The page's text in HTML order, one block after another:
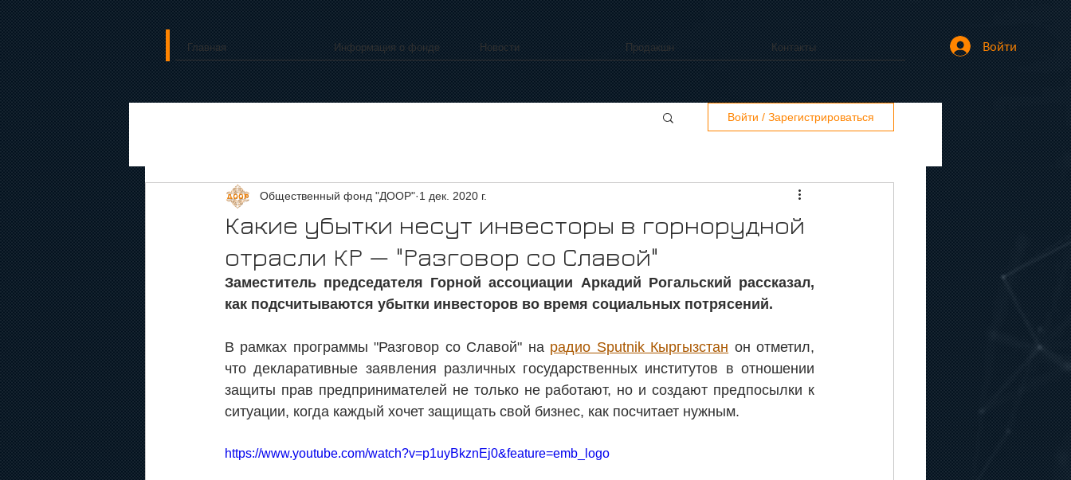
Главная Информация о фонде Новости Продакшн Контакты Войти
Войти / Зарегистрироваться
Какие убытки несут инвесторы в горнорудной
отрасли КР — "Разговор со Славой"
Общественный фонд "ДООР" 1 дек. 2020 г.
Заместитель председателя Горной ассоциации Аркадий Рогальский рассказал,
как подсчитываются убытки инвесторов во время социальных потрясений.
В рамках программы "Разговор со Славой" на радио Sputnik Кыргызстан он отметил,
что декларативные заявления различных государственных институтов в отношении
защиты прав предпринимателей не только не работают, но и создают предпосылки к
ситуации, когда каждый хочет защищать свой бизнес, как посчитает нужным.
https://www.youtube.com/watch?v=p1uyBkznEj0&feature=emb_logo